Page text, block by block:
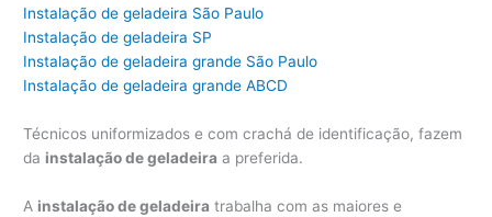
Instalação de geladeira São Paulo
Instalação de geladeira SP
Instalação de geladeira grande São Paulo
Instalação de geladeira grande ABCD
Técnicos uniformizados e com crachá de identificação, fazem
da instalação de geladeira a preferida.
A instalação de geladeira trabalha com as maiores e